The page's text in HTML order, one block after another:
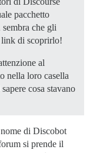
pacchetto
che gli
link di scoprirlo!
al
nella loro casella
cosa stavano
di Discobot
si prende il